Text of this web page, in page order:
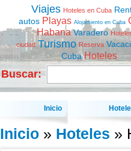
Viajes Hoteles en Cuba
autos Playas Alojamiento en Cuba
Habana Varadero
ciudad Turismo Reserva
Cuba Hoteles
Buscar:
Inicio
Inicio» Hoteles »